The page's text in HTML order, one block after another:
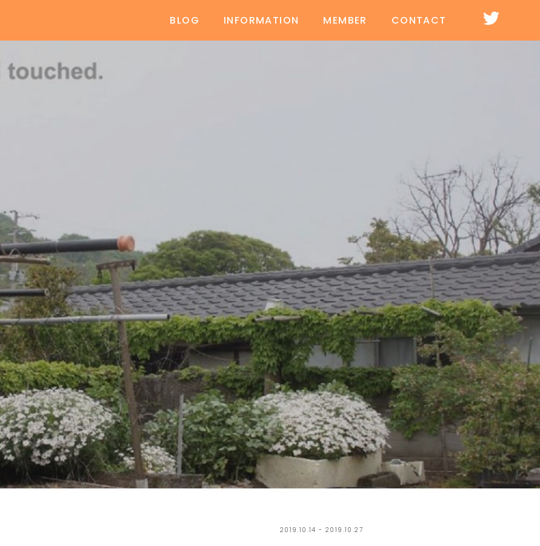
BLOG INFORMATION MEMBER CONTACT
2019.10.14 - 2019.10.27